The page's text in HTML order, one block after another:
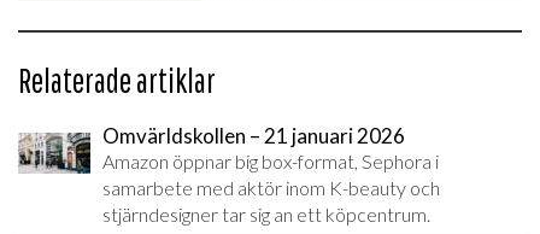
Relaterade artiklar
Omvärldskollen – 21 januari 2026
Amazon öppnar big box-format, Sephora i
samarbete med aktör inom K-beauty och
stjärndesigner tar sig an ett köpcentrum.